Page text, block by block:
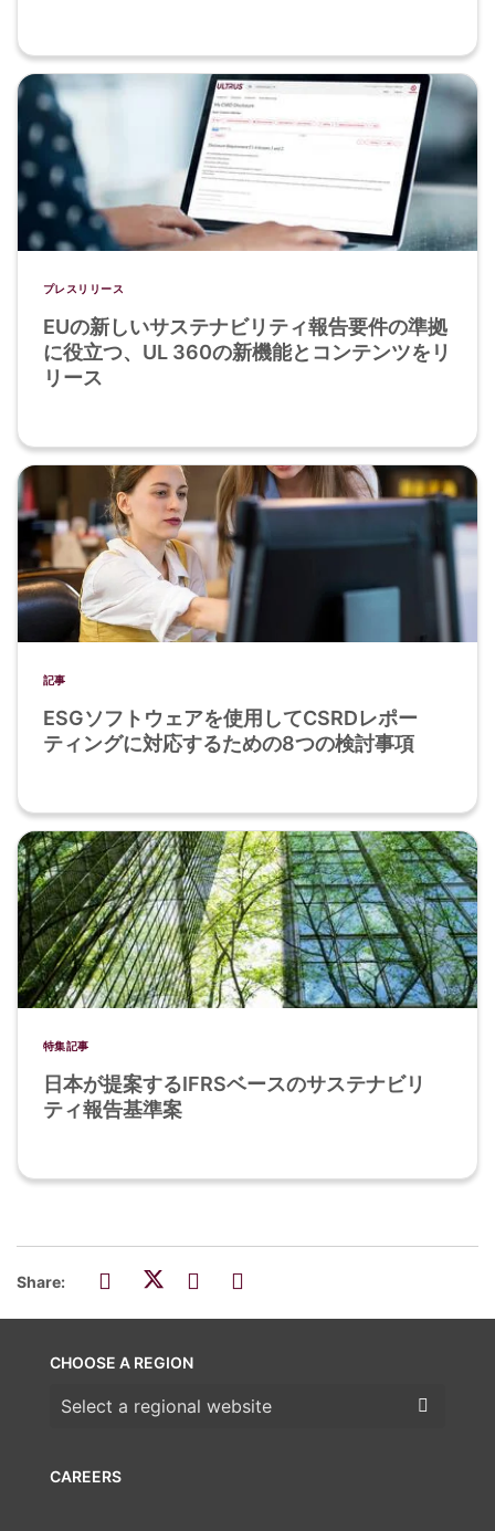
プレスリリース
EUの新しいサステナビリティ報告要件の準拠
に役立つ、UL 360の新機能とコンテンツをリ
リース
記事
ESGソフトウェアを使用してCSRDレポー
ティングに対応するための8つの検討事項
特集記事
日本が提案するIFRSベースのサステナビリ
ティ報告基準案
Share:
CAREERS
CHOOSE A REGION
Choose a region